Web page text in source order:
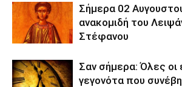
Σήμερα 02
ανακομιδή του
Στέφανου
Σαν σήμερα: Όλες οι
γεγονότα που